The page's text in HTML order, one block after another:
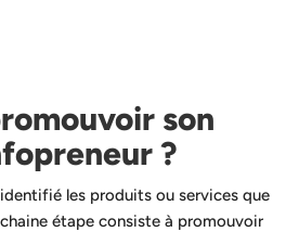
son
?
les produits ou services que
étape consiste à promouvoir